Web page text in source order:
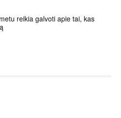
reikia galvoti apie tai, kas